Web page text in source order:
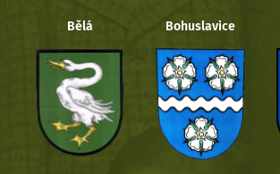
Bělá Bohuslavice